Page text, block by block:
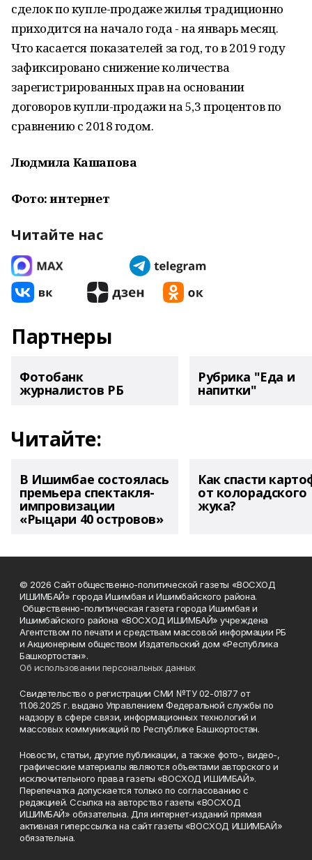
сделок по купле-продаже жилья традиционно
приходится на начало года - на январь месяц.
Что касается показателей за год, то в 2019 году
зафиксировано снижение количества
зарегистрированных прав на основании
договоров купли-продажи на 5,3 процентов по
сравнению с 2018 годом.
Людмила Кашапова
Фото: интернет
Читайте нас
Партнеры
Фотобанк
журналистов РБ
Рубрика "Еда и
напитки"
Читайте:
В Ишимбае состоялась
премьера спектакля-
импровизации
«Рыцари 40 островов»
Как спасти
от колорадского
жука?
© 2026 Сайт общественно-политической газеты «ВОСХОД
ИШИМБАЙ» города Ишимбая и Ишимбайского района.
Общественно-политическая газета города Ишимбая и
Ишимбайского района «ВОСХОД ИШИМБАЙ» учреждена
Агентством по печати и средствам массовой информации РБ
и Акционерным обществом Издательский дом «Республика
Башкортостан».
Об использовании персональных данных
Свидетельство о регистрации СМИ №ТУ 02-01877 от
11.06.2025 г. выдано Управлением Федеральной службы по
надзору в сфере связи, информационных технологий и
массовых коммуникаций по Республике Башкортостан.
Новости, статьи, другие публикации, а также фото-, видео-,
графические материалы являются объектами авторского и
исключительного права газеты «ВОСХОД ИШИМБАЙ».
Перепечатка допускается только по согласованию с
редакцией. Ссылка на авторство газеты «ВОСХОД
ИШИМБАЙ» обязательна. Для интернет-изданий прямая
активная гиперссылка на сайт газеты «ВОСХОД ИШИМБАЙ»
обязательна.